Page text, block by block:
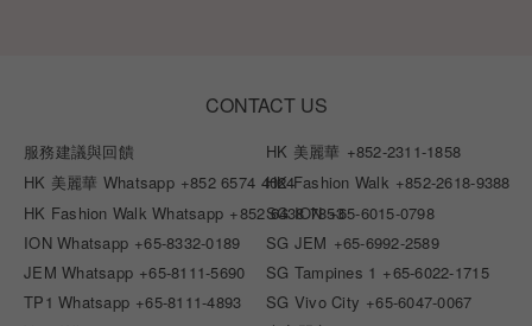
CONTACT US
服務建議與回饋 HK 美麗華 +852-2311-1858
HK 美麗華 Whatsapp +852 6574 4024HK Fashion Walk +852-2618-9388
HK Fashion Walk Whatsapp +852 6438 7853
SG ION +65-6015-0798
ION Whatsapp +65-8332-0189 SG JEM +65-6992-2589
JEM Whatsapp +65-8111-5690 SG Tampines 1 +65-6022-1715
TP1 Whatsapp +65-8111-4893 SG Vivo City +65-6047-0067